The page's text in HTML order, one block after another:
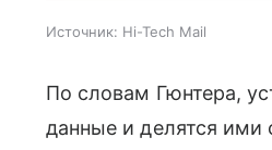
Источник: Hi-Tech Mail
По словам Гюнтера,
данные и делятся ими